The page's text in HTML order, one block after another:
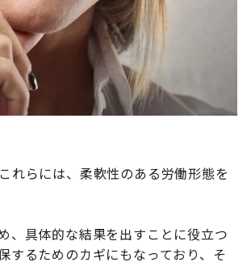
れらには、柔軟性のある労働形態を
、具体的な結果を出すことに役立つ
するためのカギにもなっており、そ